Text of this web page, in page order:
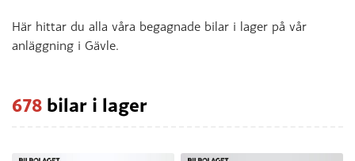
Här hittar du alla våra begagnade bilar i lager på vår
anläggning i Gävle.
678 bilar i lager